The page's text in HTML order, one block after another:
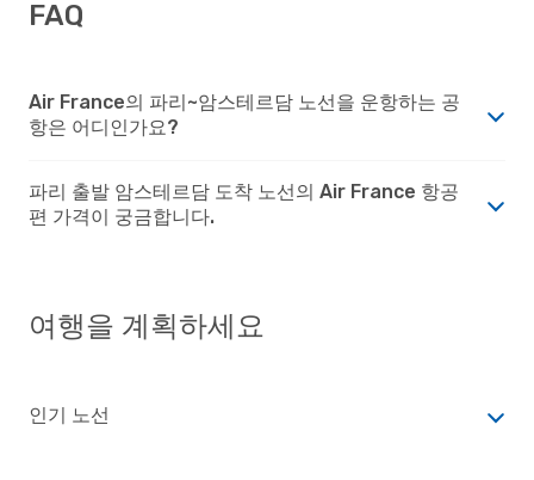
FAQ
Air France의 파리~암스테르담 노선을 운항하는 공
항은 어디인가요?
파리 출발 암스테르담 도착 노선의 Air France 항공
편 가격이 궁금합니다.
여행을 계획하세요
인기 노선